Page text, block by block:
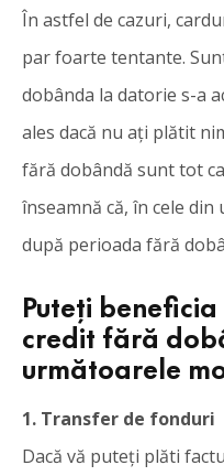
În astfel de cazuri,
par foarte tentante.
dobânda la datorie s-a
ales dacă nu ați plătit
fără dobândă sunt tot
înseamnă că, în cele
după perioada fără
Puteți
credit fără
următoarele
1. Transfer de fonduri
Dacă vă puteți plăti